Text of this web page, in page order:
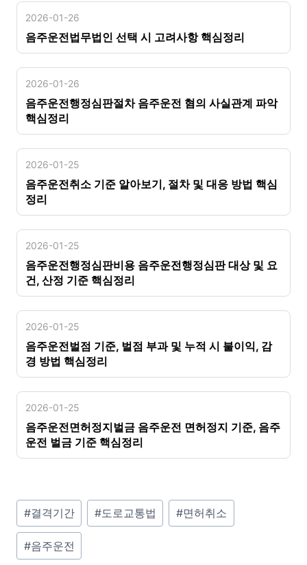
2026-01-26
음주운전법무법인 선택 시 고려사항 핵심정리
2026-01-26
음주운전행정심판절차 음주운전 혐의 사실관계 파악
핵심정리
2026-01-25
음주운전취소 기준 알아보기, 절차 및 대응 방법 핵심
정리
2026-01-25
음주운전행정심판비용 음주운전행정심판 대상 및 요
건, 산정 기준 핵심정리
2026-01-25
음주운전벌점 기준, 벌점 부과 및 누적 시 불이익, 감
경 방법 핵심정리
2026-01-25
음주운전면허정지벌금 음주운전 면허정지 기준, 음주
운전 벌금 기준 핵심정리
P
o
#결격기간 #도로교통법 #면허취소
#음주운전